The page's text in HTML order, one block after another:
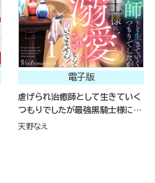
電子版
虐げられ治癒師として生きていく
つもりでしたが最強黒騎士様に溺
愛されるなんて聞いてません！
天野なえ